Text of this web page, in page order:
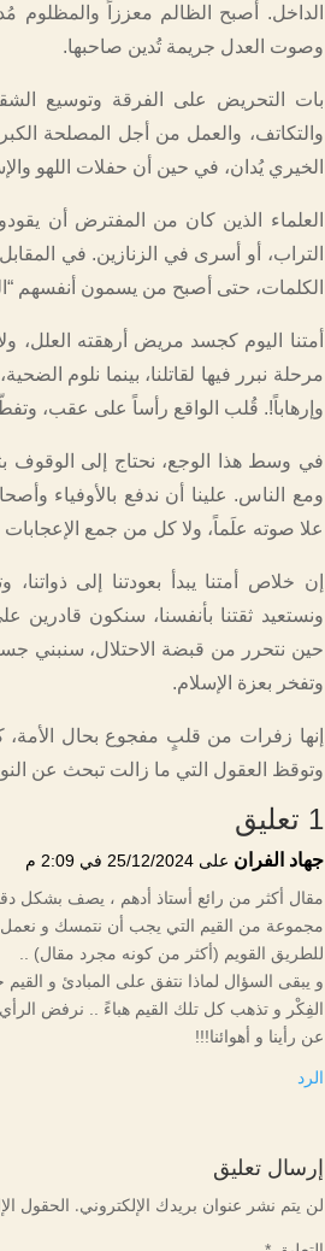
الداخل. أصبح الظالم معززاً والمظلوم
وصوت العدل جريمة تُدين صاحبها.
بات التحريض على الفرقة وتوسيع
والتكاتف، والعمل من أجل المصلحة
الخيري يُدان، في حين أن حفلات اللهو
العلماء الذين كان من المفترض أن
التراب، أو أسرى في الزنازين. في
الكلمات، حتى أصبح من يسمون أنفسهم
أمتنا اليوم كجسد مريض أرهقته العلل،
مرحلة نبرر فيها لقاتلنا، بينما نلوم
وإرهاباً!. قُلب الواقع رأساً على عقب،
في وسط هذا الوجع، نحتاج إلى الوقوف
ومع الناس. علينا أن ندفع بالأوفياء
علا صوته علَماً، ولا كل من جمع الإعجابات
إن خلاص أمتنا يبدأ بعودتنا إلى
ونستعيد ثقتنا بأنفسنا، سنكون
حين نتحرر من قبضة الاحتلال، سنبني
وتفخر بعزة الإسلام.
إنها زفرات من قلبٍ مفجوع بحال الأمة،
وتوقظ العقول التي ما زالت تبحث عن
1 تعليق
جهاد الفران على 25/12/2024 في 2:09 م
مقال أكثر من رائع أستاذ أدهم ، يصف بشكل
مجموعة من القيم التي يجب أن نتمسك و نعمل
للطريق القويم (أكثر من كونه مجرد مقال) ..
و يبقى السؤال لماذا نتفق على المبادئ و
الفِكْر و تذهب كل تلك القيم هباءً .. نرفض
عن رأينا و أهوائنا!!!
الرد
إرسال تعليق
لن يتم نشر عنوان بريدك الإلكتروني. الحقول